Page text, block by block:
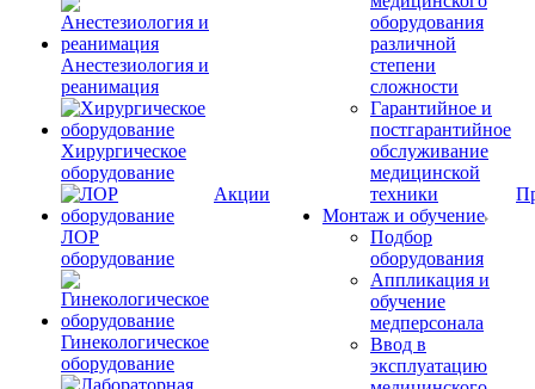
Анестезиология и
реанимация
Хирургическое
оборудование
ЛОР
оборудование
Гинекологическое
оборудование
Акции
оборудования
различной
степени
сложности
Гарантийное и
постгарантийное
обслуживание
медицинской
техники
Монтаж и обучение
Подбор
оборудования
Аппликация и
обучение
медперсонала
Ввод в
эксплуатацию